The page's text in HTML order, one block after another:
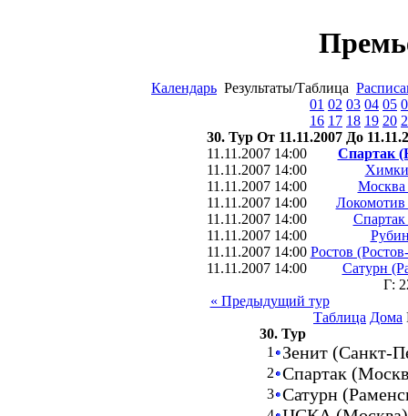
Календарь Результаты/Таблица
01 02 03 04 05
16 17 18 19 20
30. Тур От 11.11.2007 До
11.11.2007 14:00
Спартак
11.11.2007 14:00
11.11.2007 14:00
11.11.2007 14:00
11.11.2007 14:00
11.11.2007 14:00
11.11.2007 14:00 Ростов
11.11.2007 14:00
Сатурн
Г:
« Предыдущий тур
Таблица Дома
30. Тур
1
Зенит (Санкт-
2 Спартак
3 Сатурн